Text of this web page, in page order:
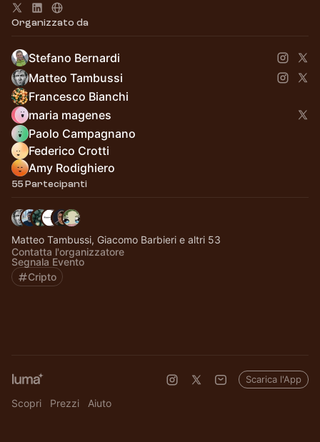
Organizzato da
Stefano Bernardi
Matteo Tambussi
Francesco Bianchi
maria magenes
Paolo Campagnano
Federico Crotti
Amy Rodighiero
55 Partecipanti
Matteo Tambussi, Giacomo Barbieri e altri 53
Contatta l'organizzatore
Segnala Evento
Cripto
Scopri Prezzi Aiuto
Scarica l'App